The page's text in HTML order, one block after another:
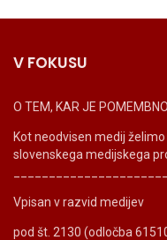
V FOKUSU
O TEM, KAR JE POMEMBNO.
Kot neodvisen medij
slovenskega medijskega
Vpisan v razvid medijev
pod št. 2130 (odločba